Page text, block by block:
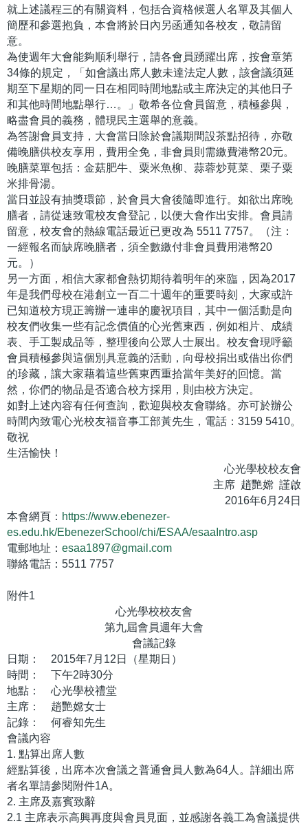
就上述議程三的有關資料，包括合資格候選人名單及其個人
簡歷和參選抱負，本會將於日內另函通知各校友，敬請留
意。
為使週年大會能夠順利舉行，請各會員踴躍出席，按會章第
34條的規定，「如會議出席人數未達法定人數，該會議須延
期至下星期的同一日在相同時間地點或主席決定的其他日子
和其他時間地點舉行…。」敬希各位會員留意，積極參與，
略盡會員的義務，體現民主選舉的意義。
為答謝會員支持，大會當日除於會議期間設茶點招待，亦敬
備晚膳供校友享用，費用全免，非會員則需繳費港幣20元。
晚膳菜單包括：金菇肥牛、粟米魚柳、蒜蓉炒莧菜、栗子粟
米排骨湯。
當日並設有抽獎環節，於會員大會後隨即進行。如欲出席晚
膳者，請從速致電校友會登記，以便大會作出安排。會員請
留意，校友會的熱線電話最近已更改為 5511 7757。（注：
一經報名而缺席晚膳者，須全數繳付非會員費用港幣20
元。）
另一方面，相信大家都會熱切期待着明年的來臨，因為2017
年是我們母校在港創立一百二十週年的重要時刻，大家或許
已知道校方現正籌辦一連串的慶祝項目，其中一個活動是向
校友們收集一些有記念價值的心光舊東西，例如相片、成績
表、手工製成品等，整理後向公眾人士展出。校友會現呼籲
會員積極參與這個別具意義的活動，向母校捐出或借出你們
的珍藏，讓大家藉着這些舊東西重拾當年美好的回憶。當
然，你們的物品是否適合校方採用，則由校方決定。
如對上述內容有任何查詢，歡迎與校友會聯絡。亦可於辦公
時間內致電心光校友福音事工部黃先生，電話：3159 5410。
敬祝
生活愉快！
心光學校校友會
主席 趙艷嫦 謹啟
2016年6月24日
本會網頁： https://www.ebenezer-
es.edu.hk/EbenezerSchool/chi/ESAA/esaaIntro.asp
電郵地址： esaa1897@gmail.com
聯絡電話：5511 7757
附件1
心光學校校友會
第九屆會員週年大會
會議記錄
日期： 2015年7月12日（星期日）
時間： 下午2時30分
地點： 心光學校禮堂
主席： 趙艷嫦女士
記錄： 何睿知先生
會議內容
1. 點算出席人數
經點算後，出席本次會議之普通會員人數為64人。詳細出席
者名單請參閱附件1A。
2. 主席及嘉賓致辭
2.1 主席表示高興再度與會員見面，並感謝各義工為會議提供